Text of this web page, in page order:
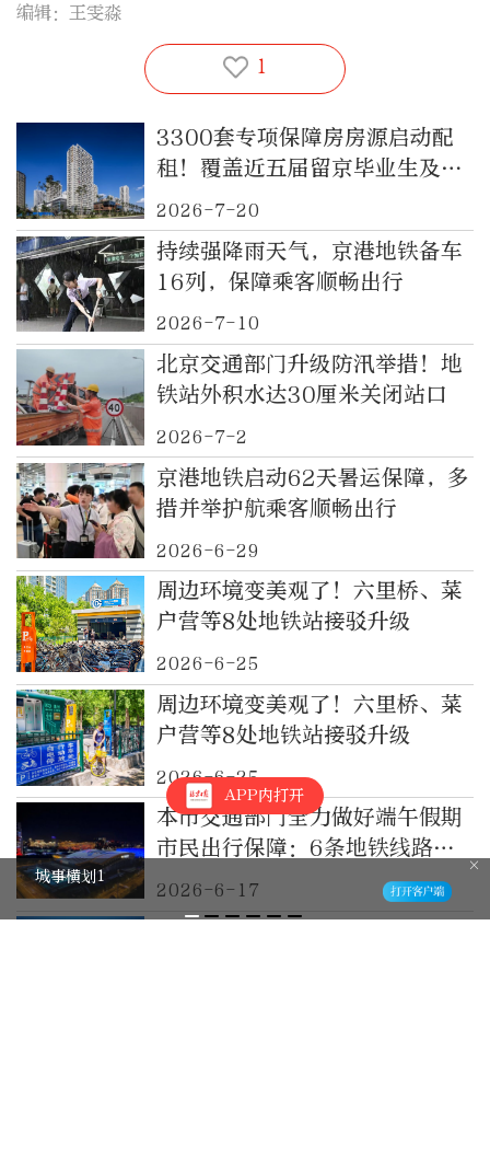
编辑：王雯淼
1
3300套专项保障房房源启动配
租！覆盖近五届留京毕业生及青
年人才
2026-7-20
持续强降雨天气，京港地铁备车
16列，保障乘客顺畅出行
2026-7-10
北京交通部门升级防汛举措！地
铁站外积水达30厘米关闭站口
2026-7-2
京港地铁启动62天暑运保障，多
措并举护航乘客顺畅出行
2026-6-29
周边环境变美观了！六里桥、菜
户营等8处地铁站接驳升级
2026-6-25
周边环境变美观了！六里桥、菜
户营等8处地铁站接驳升级
2026-6-25
本市交通部门全力做好端午假期
市民出行保障：6条地铁线路延
时运营
2026-6-17
APP内打开
城事横划1